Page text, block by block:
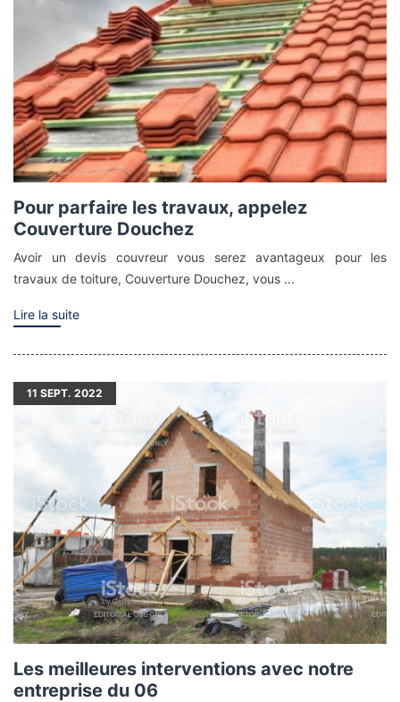
Pour parfaire les travaux, appelez
Couverture Douchez
Avoir un devis couvreur vous serez avantageux pour les
travaux de toiture, Couverture Douchez, vous ...
Lire la suite
11 SEPT. 2022
Les meilleures interventions avec notre
entreprise du 06